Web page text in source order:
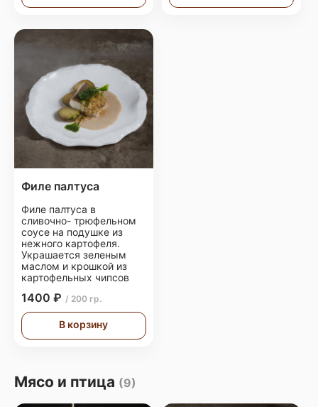
Филе палтуса
Филе палтуса в
сливочно- трюфельном
соусе на подушке из
нежного картофеля.
Украшается зеленым
маслом и крошкой из
картофельных чипсов
1400 ₽ / 200 гр.
В корзину
Мясо и птица (9)